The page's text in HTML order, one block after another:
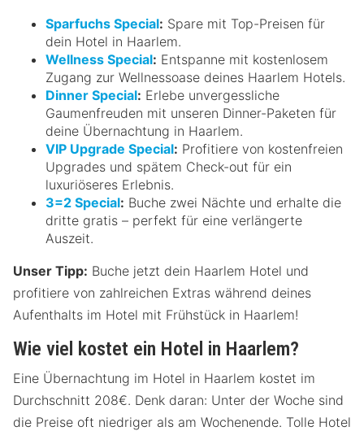
Sparfuchs Special: Spare mit Top-Preisen für
dein Hotel in Haarlem.
Wellness Special: Entspanne mit kostenlosem
Zugang zur Wellnessoase deines Haarlem Hotels.
Dinner Special: Erlebe unvergessliche
Gaumenfreuden mit unseren Dinner-Paketen für
deine Übernachtung in Haarlem.
VIP Upgrade Special: Profitiere von kostenfreien
Upgrades und spätem Check-out für ein
luxuriöseres Erlebnis.
3=2 Special: Buche zwei Nächte und erhalte die
dritte gratis – perfekt für eine verlängerte
Auszeit.
Unser Tipp: Buche jetzt dein Haarlem Hotel und
profitiere von zahlreichen Extras während deines
Aufenthalts im Hotel mit Frühstück in Haarlem!
Wie viel kostet ein Hotel in Haarlem?
Eine Übernachtung im Hotel in Haarlem kostet im
Durchschnitt 208€. Denk daran: Unter der Woche sind
die Preise oft niedriger als am Wochenende. Tolle Hotel